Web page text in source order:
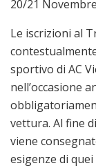
20/21
Le iscrizioni al
sportivo di AC
nell’occasione
vettura. Al fine
viene
esigenze di